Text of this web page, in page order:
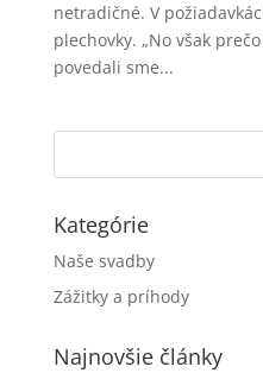
netradičné. V
plechovky. „No však
povedali sme...
Kategórie
Naše svadby
Zážitky a príhody
Najnovšie články